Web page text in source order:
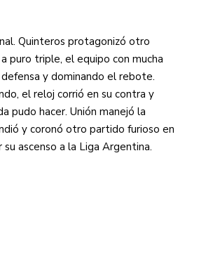
Quinteros protagonizó otro
puro triple, el equipo con mucha
y dominando el rebote.
el reloj corrió en su contra y
pudo hacer. Unión manejó la
y coronó otro partido furioso en
ascenso a la Liga Argentina.